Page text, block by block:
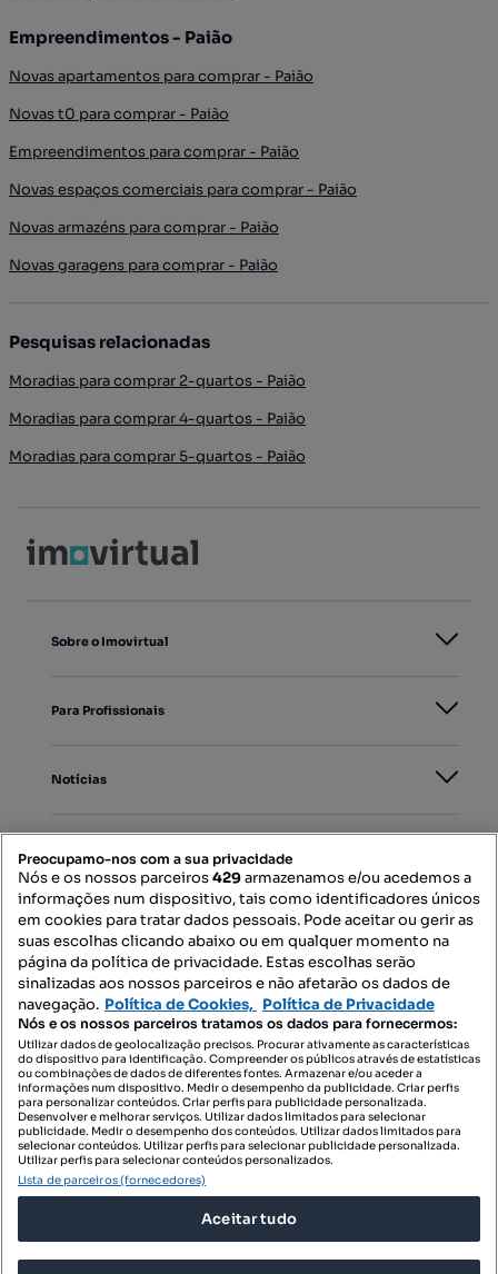
Empreendimentos - Paião
Novas apartamentos para comprar - Paião
Novas t0 para comprar - Paião
Empreendimentos para comprar - Paião
Novas espaços comerciais para comprar - Paião
Novas armazéns para comprar - Paião
Novas garagens para comprar - Paião
Pesquisas relacionadas
Moradias para comprar 2-quartos - Paião
Moradias para comprar 4-quartos - Paião
Moradias para comprar 5-quartos - Paião
Sobre o Imovirtual
Para Profissionais
Notícias
Mapa do Site
Contacte-nos
SIGA-NOS:
DESCARREGAR NA:
Preocupamo-nos com a sua privacidade
Nós e os nossos parceiros429armazenamos e/ou acedemos a
informações num dispositivo, tais como identificadores únicos
em cookies para tratar dados pessoais. Pode aceitar ou gerir as
suas escolhas clicando abaixo ou em qualquer momento na
página da política de privacidade. Estas escolhas serão
sinalizadas aos nossos parceiros e não afetarão os dados de
navegação. Política de Cookies, Política de Privacidade
Nós e os nossos parceiros tratamos os dados para fornecermos:
Utilizar dados de geolocalização precisos. Procurar ativamente as características
do dispositivo para identificação. Compreender os públicos através de estatísticas
ou combinações de dados de diferentes fontes. Armazenar e/ou aceder a
informações num dispositivo. Medir o desempenho da publicidade. Criar perfis
para personalizar conteúdos. Criar perfis para publicidade personalizada.
Desenvolver e melhorar serviços. Utilizar dados limitados para selecionar
publicidade. Medir o desempenho dos conteúdos. Utilizar dados limitados para
selecionar conteúdos. Utilizar perfis para selecionar publicidade personalizada.
Utilizar perfis para selecionar conteúdos personalizados.
Lista de parceiros (fornecedores)
Aceitar tudo